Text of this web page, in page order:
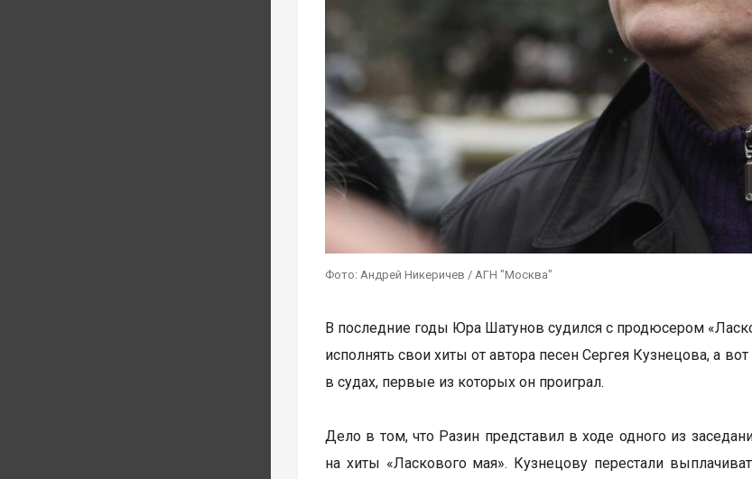
Фото: Андрей Никеричев / АГН "Москва"
В последние годы Юра Шатунов судился с продюсером
исполнять свои хиты от автора песен Сергея Кузнецова, а
в судах, первые из которых он проиграл.
Дело в том, что Разин представил в ходе одного из
на хиты «Ласкового мая». Кузнецову перестали